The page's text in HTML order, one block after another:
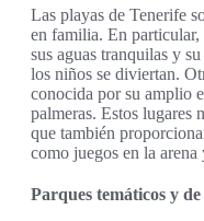
Las playas de Tenerife
en familia. En particular,
sus aguas tranquilas y
los niños se diviertan.
conocida por su amplio
palmeras. Estos lugares
que también
como juegos en la arena
Parques temáticos y